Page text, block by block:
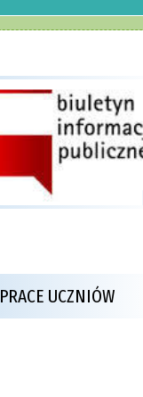
PRACE UCZNIÓW